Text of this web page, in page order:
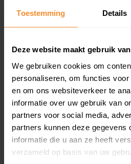
Toestemming Details
Deze website maakt gebruik
We gebruiken cookies om
personaliseren, om functies
en om ons websiteverkeer te
informatie over uw gebruik van
partners voor social media,
partners kunnen deze gegevens
informatie die u aan ze heeft
verzameld op basis van uw
Een overzicht van alle
en koopdatum) binnen een
Bekijk product
Direct leverbaar